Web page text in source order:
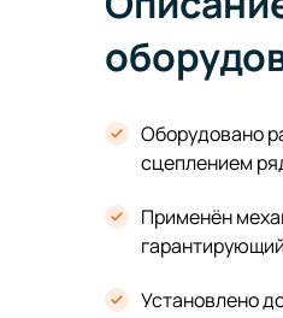
Оборудовано
сцеплением
Применён
Установлено